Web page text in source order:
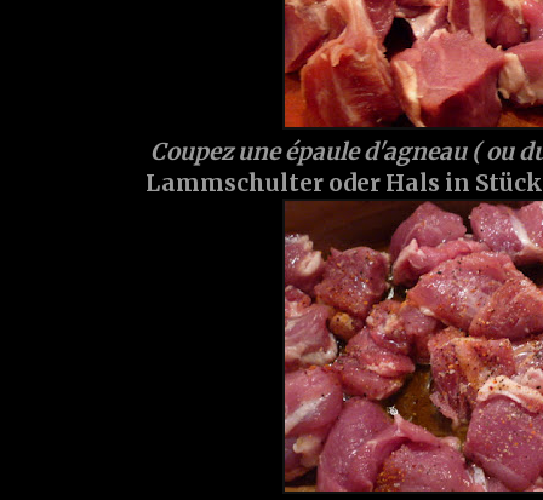
Coupez une épaule d'agneau ( ou
Lammschulter oder Hals in